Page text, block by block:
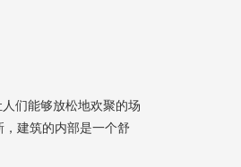
们能够放松地欢聚的场
建筑的内部是一个舒